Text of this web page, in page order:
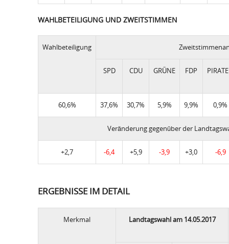
WAHLBETEILIGUNG UND ZWEITSTIMMEN
Wahlbeteiligung
SPD CDU GRÜNE FDP
60,6% 37,6% 30,7% 5,9% 9,9% 0,9%
Veränderung gegenüber der
+2,7 -6,4 +5,9 -3,9 +3,0 -6,9
ERGEBNISSE IM DETAIL
Merkmal Landtagswahl am 14.05.2017